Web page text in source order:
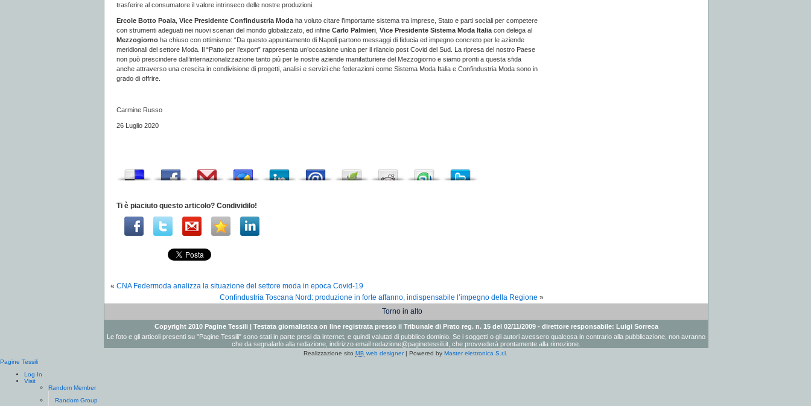
trasferire al consumatore il valore intrinseco delle nostre produzioni.
Ercole Botto Poala Vice Presidente Confindustria Moda ha voluto citare l’importante sistema tra imprese, Stato e parti sociali per competere
con strumenti adeguati nei nuovi scenari del mondo globalizzato, ed infine Carlo Palmieri Vice Presidente Sistema Moda Italia con delega al
Mezzogiorno ha chiuso con ottimismo: “Da questo appuntamento di Napoli partono messaggi di fiducia ed impegno concreto per le aziende
meridionali del settore Moda. Il “Patto per l’export” rappresenta un’occasione unica per il rilancio post Covid del Sud. La ripresa del nostro Paese
non può prescindere dall’internazionalizzazione tanto più per le nostre aziende manifatturiere del Mezzogiorno e siamo pronti a questa sfida
anche attraverso una crescita in condivisione di progetti, analisi e servizi che federazioni come Sistema Moda Italia e Confindustria Moda sono in
grado di offrire.
Carmine Russo
26 Luglio 2020
Ti è piaciuto questo articolo? Condividilo!
« CNA Federmoda analizza la situazione del settore moda in epoca Covid-19
Confindustria Toscana Nord: produzione in forte affanno, indispensabile l’impegno della Regione »
Torno in alto
Copyright 2010 Pagine Tessili | Testata giornalistica on line registrata presso il Tribunale di Prato reg. n. 15 del 02/11/2009 - direttore responsabile: Luigi Sorreca
Le foto e gli articoli presenti su "Pagine Tessili" sono stati in parte presi da internet, e quindi valutati di pubblico dominio. Se i soggetti o gli autori avessero qualcosa in contrario alla pubblicazione, non avranno
che da segnalarlo alla redazione, indirizzo email redazione@paginetessili.it , che provvederà prontamente alla rimozione.
Realizzazione sito MB web designer| Powered byMaster elettronica S.r.l.
Pagine Tessili
Log In
Visit
Random Member
Random Group